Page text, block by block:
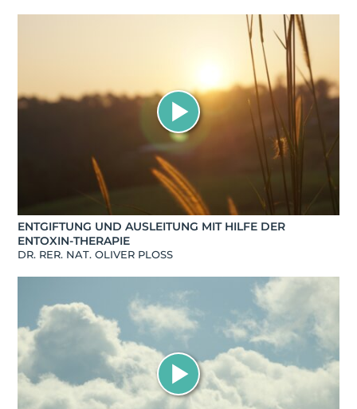
ENTGIFTUNG UND AUSLEITUNG MIT HILFE DER
ENTOXIN-THERAPIE
DR. RER. NAT. OLIVER PLOSS